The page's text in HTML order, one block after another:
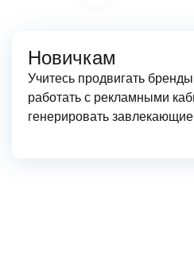
Новичкам
Учитесь продвигать
работать с рекламными
генерировать